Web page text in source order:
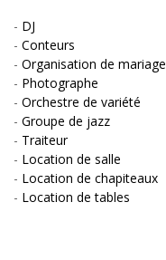
- DJ
- Conteurs
- Organisation de mariage
- Photographe
- Orchestre de variété
- Groupe de jazz
- Traiteur
- Location de salle
- Location de chapiteaux
- Location de tables